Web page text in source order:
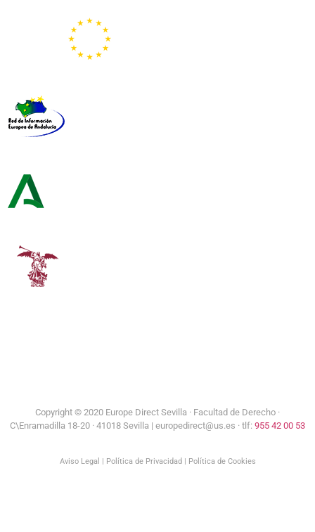
Aviso Legal| Política de Privacidad Política de Cookies